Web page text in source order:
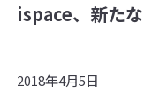
ispace、新た
2018年4月5日